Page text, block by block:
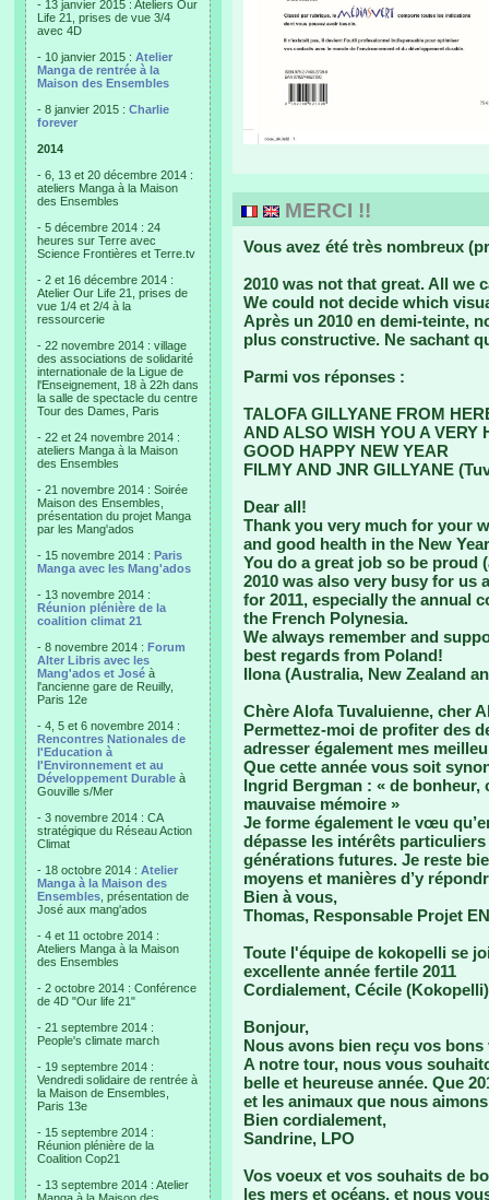
- 13 janvier 2015 : Ateliers Our
Life 21, prises de vue 3/4
avec 4D
- 10 janvier 2015 : Atelier
Manga de rentrée à la
Maison des Ensembles
- 8 janvier 2015 : Charlie
forever
2014
- 6, 13 et 20 décembre 2014 :
ateliers Manga à la Maison
des Ensembles
- 5 décembre 2014 : 24
heures sur Terre avec
Science Frontières et Terre.tv
- 2 et 16 décembre 2014 :
Atelier Our Life 21, prises de
vue 1/4 et 2/4 à la
ressourcerie
- 22 novembre 2014 : village
des associations de solidarité
internationale de la Ligue de
l'Enseignement, 18 à 22h dans
la salle de spectacle du centre
Tour des Dames, Paris
- 22 et 24 novembre 2014 :
ateliers Manga à la Maison
des Ensembles
- 21 novembre 2014 : Soirée
Maison des Ensembles,
présentation du projet Manga
par les Mang'ados
- 15 novembre 2014 : Paris
Manga avec les Mang'ados
- 13 novembre 2014 :
Réunion plénière de la
coalition climat 21
- 8 novembre 2014 : Forum
Alter Libris avec les
Mang'ados et José à
l'ancienne gare de Reuilly,
Paris 12e
- 4, 5 et 6 novembre 2014 :
Rencontres Nationales de
l'Education à
l'Environnement et au
Développement Durable à
Gouville s/Mer
- 3 novembre 2014 : CA
stratégique du Réseau Action
Climat
- 18 octobre 2014 : Atelier
Manga à la Maison des
Ensembles , présentation de
José aux mang'ados
- 4 et 11 octobre 2014 :
Ateliers Manga à la Maison
des Ensembles
- 2 octobre 2014 : Conférence
de 4D "Our life 21"
- 21 septembre 2014 :
People's climate march
- 19 septembre 2014 :
Vendredi solidaire de rentrée à
la Maison de Ensembles,
Paris 13e
- 15 septembre 2014 :
Réunion plénière de la
Coalition Cop21
- 13 septembre 2014 : Atelier
MERCI !!
Vous avez été très nombreux
2010 was not that great. All we
We could not decide which
Après un 2010 en demi-teinte,
plus constructive. Ne sachant
Parmi vos réponses :
TALOFA GILLYANE FROM
AND ALSO WISH YOU A VERY
GOOD HAPPY NEW YEAR
FILMY AND JNR GILLYANE
Dear all!
Thank you very much for your
and good health in the New
You do a great job so be proud
2010 was also very busy for us
for 2011, especially the annual
the French Polynesia.
We always remember and
best regards from Poland!
Ilona (Australia, New Zealand
Chère Alofa Tuvaluienne, cher
Permettez-moi de profiter des
adresser également mes
Que cette année vous soit
Ingrid Bergman : « de bonheur,
mauvaise mémoire »
Je forme également le vœu
dépasse les intérêts
générations futures. Je reste
moyens et manières d’y
Bien à vous,
Thomas, Responsable Projet
Toute l'équipe de kokopelli se
excellente année fertile 2011
Cordialement, Cécile (Kokopelli)
Bonjour,
Nous avons bien reçu vos
A notre tour, nous vous
belle et heureuse année. Que
et les animaux que nous
Bien cordialement,
Sandrine, LPO
Vos voeux et vos souhaits de
les mers et océans, et nous